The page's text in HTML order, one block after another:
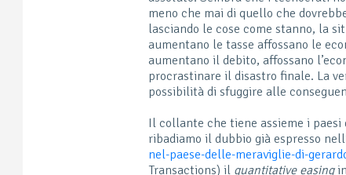
meno che mai di quello che
lasciando le cose come stanno, la
aumentano le tasse affossano le
aumentano il debito, affossano
procrastinare il disastro finale. La
possibilità di sfuggire alle
Il collante che tiene assieme i paesi
ribadiamo il dubbio già espresso
nel-paese-delle-meraviglie-di-
Transactions) il quantitative easing